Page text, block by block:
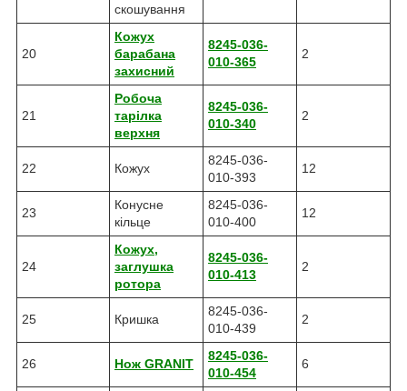
скошування
20
Кожух
барабана
захисний
8245-036-
010-365
2
21
Робоча
тарілка
верхня
8245-036-
010-340
2
22 Кожух
8245-036-
010-393
12
23
Конусне
кільце
8245-036-
010-400
12
24
Кожух,
заглушка
ротора
8245-036-
010-413
2
25 Кришка
8245-036-
010-439
2
26 Нож GRANIT
8245-036-
010-454
6